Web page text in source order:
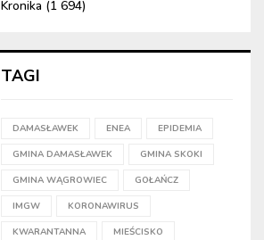
Kronika (1 694)
TAGI
DAMASŁAWEK ENEA EPIDEMIA
GMINA DAMASŁAWEK GMINA SKOKI
GMINA WĄGROWIEC GOŁAŃCZ
IMGW KORONAWIRUS
KWARANTANNA MIEŚCISKO